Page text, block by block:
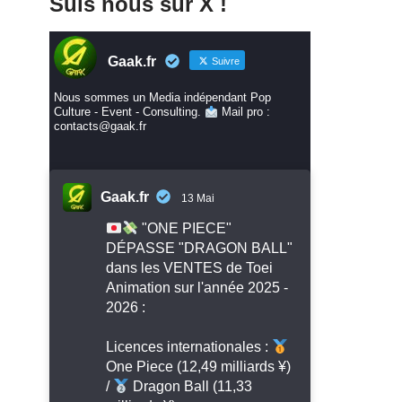
Gaak.fr Suivre
Nous sommes un Media indépendant Pop
Culture - Event - Consulting.
Mail pro :
contacts@gaak.fr
Gaak.fr 13 Mai
"ONE PIECE"
DÉPASSE "DRAGON BALL"
dans les VENTES de Toei
Animation sur l'année 2025 -
2026 :
Licences internationales :
One Piece (12,49 milliards ¥)
/
Dragon Ball (11,33